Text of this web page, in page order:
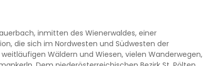
inmitten des Wienerwaldes, einer
die sich im Nordwesten und Südwesten der
Wäldern und Wiesen, vielen Wanderwegen,